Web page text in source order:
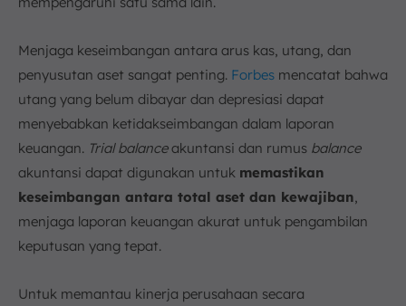
Menjaga keseimbangan antara arus kas, utang, dan
penyusutan aset sangat penting. Forbes mencatat bahwa
utang yang belum dibayar dan depresiasi dapat
menyebabkan ketidakseimbangan dalam laporan
keuangan. Trial balanceakuntansi dan rumus balance
akuntansi dapat digunakan untuk memastikan
keseimbangan antara total aset dan kewajiban,
menjaga laporan keuangan akurat untuk pengambilan
keputusan yang tepat.
Untuk memantau kinerja perusahaan secara